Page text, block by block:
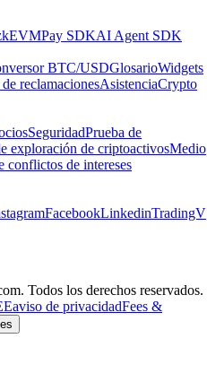
Pay SDKAI Agent SDK
BTC/USDGlosarioWidgets
reclamacionesAsistenciaCrypto
SeguridadPrueba de
exploración de criptoactivosMedio
conflictos de intereses
FacebookLinkedinTradingV
Todos los derechos reservados.
aviso de privacidadFees &